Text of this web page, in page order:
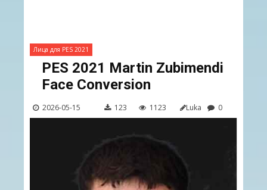
Лица для PES 2021
PES 2021 Martin Zubimendi
Face Сonversion
2026-05-15 123 1123 Luka 0